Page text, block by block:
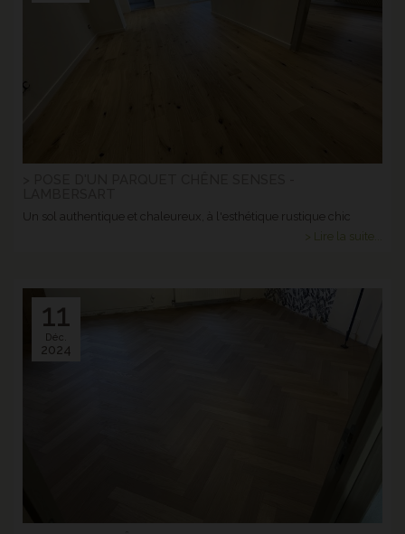
Un sol authentique et chaleureux, à l'esthétique rustique chic
> Lire la suite...
11
Déc.
2024